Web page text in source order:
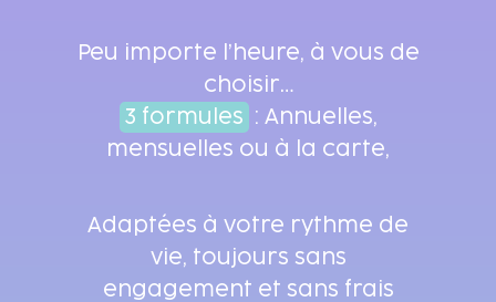
Peu importe l’heure, à vous de
choisir…
3 formules
: Annuelles,
mensuelles ou à la carte,
Adaptées à votre rythme de
vie, toujours sans
engagement et sans frais